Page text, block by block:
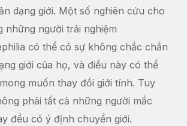
dạng giới. Một số nghiên cứu cho
những người trải nghiệm
có thể có sự không chắc chắn
giới của họ, và điều này có thể
muốn thay đổi giới tính. Tuy
phải tất cả những người mắc
đều có ý định chuyển giới.